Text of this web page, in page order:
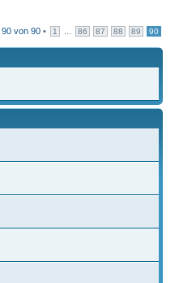
90 von 90 • 1 86 87 88 89 90